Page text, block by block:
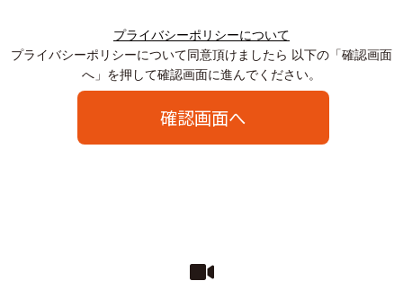
プライバシーポリシーについて
プライバシーポリシーについて同意頂けましたら 以下の「確認画面
へ」を押して確認画面に進んでください。